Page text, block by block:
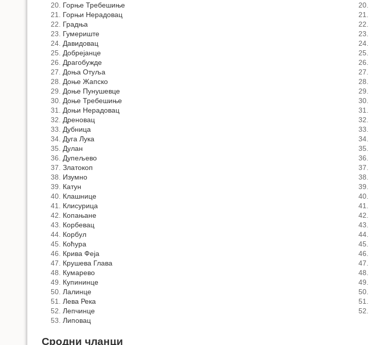
Горње Требешиње
Горњи Нерадовац
Градња
Гумериште
Давидовац
Добрејанце
Драгобужде
Доња Отуља
Доње Жапско
Доње Пунушевце
Доње Требешиње
Доњи Нерадовац
Дреновац
Дубница
Дуга Лука
Дулан
Дупељево
Златокоп
Изумно
Катун
Клашнице
Клисурица
Копањане
Корбевац
Корбул
Коћура
Крива Феја
Крушева Глава
Кумарево
Купининце
Лалинце
Лева Река
Лепчинце
Липовац
Сродни чланци